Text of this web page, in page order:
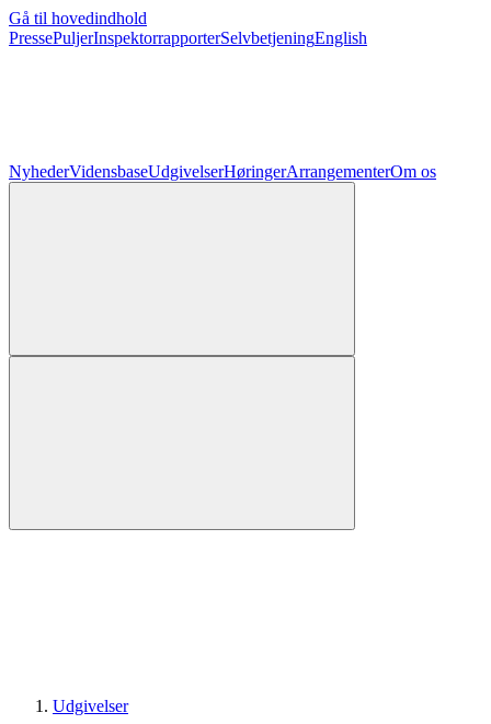
Gå til hovedindhold
PressePuljerInspektorrapporterSelvbetjeningEnglish
NyhederVidensbaseUdgivelserHøringerArrangementerOm os
Udgivelser